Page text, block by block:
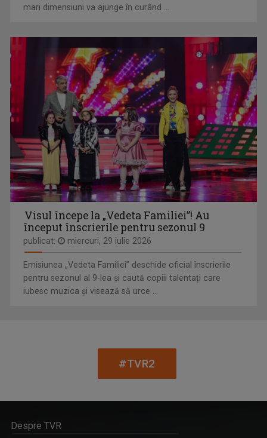
CAP COMPAS
De peste zece ani, „Cap compas” este o ...
E VREMEA TA!
STELA POPA
Stela și-a împlinit visul din copilărie: să ...
mari dimensiuni va ajunge în curând ...
Visul începe la „Vedeta Familiei”! Au
început înscrierile pentru sezonul 9
publicat: miercuri, 29 iulie 2026
Emisiunea „Vedeta Familiei” deschide oficial înscrierile
pentru sezonul al 9-lea și caută copiii talentați care
iubesc muzica și visează să urce ...
#TVR2
Despre TVR